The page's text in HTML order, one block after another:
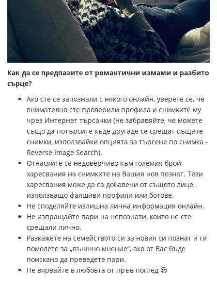
Как да се предпазите от романтични измами и разбито
сърце?
Ако сте се запознали с някого онлайн, уверете се, че
внимателно сте проверили профила и снимките му
чрез Интернет търсачки (не забравяйте, че можете
също да потърсите къде другаде се срещат същите
снимки, използвайки опцията за търсене по снимка -
Reverse Image Search).
Отнасяйте се недоверчиво към големия брой
харесвания на снимките на Вашия нов познат. Тези
харесвания може да са добавени от същото лице,
използващо фалшиви профили или ботове.
Не споделяйте излишна лична информация онлайн.
Не изпращайте пари на непознати, които не сте
срещали лично.
Разкажете на семейството си за новия си познат и ги
помолете за „външно мнение“, ако от Вас бъде
поискано да преведете пари.
Не вярвайте в любовта от пръв поглед 😢